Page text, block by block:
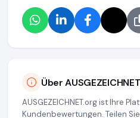
Über
AUSGEZEICHNET.org ist Ihre
Kundenbewertungen. Teilen